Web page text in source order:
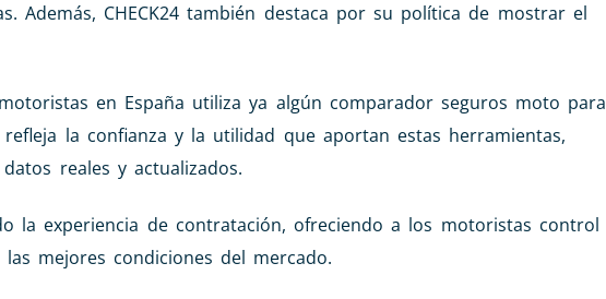
Además, CHECK24 también destaca por su política de mostrar el
en España utiliza ya algún comparador seguros moto para
la confianza y la utilidad que aportan estas herramientas,
reales y actualizados.
la experiencia de contratación, ofreciendo a los motoristas control
mejores condiciones del mercado.